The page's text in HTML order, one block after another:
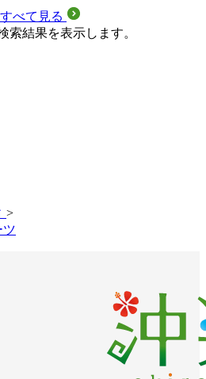
べて見る
索結果を表示します。
>
ツ